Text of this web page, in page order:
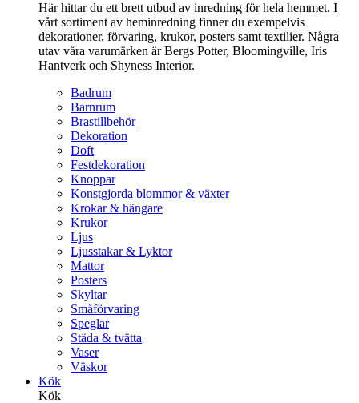
Här hittar du ett brett utbud av inredning för hela hemmet. I
vårt sortiment av heminredning finner du exempelvis
dekorationer, förvaring, krukor, posters samt textilier. Några
utav våra varumärken är Bergs Potter, Bloomingville, Iris
Hantverk och Shyness Interior.
Badrum
Barnrum
Brastillbehör
Dekoration
Doft
Festdekoration
Knoppar
Konstgjorda blommor & växter
Krokar & hängare
Krukor
Ljus
Ljusstakar & Lyktor
Mattor
Posters
Skyltar
Småförvaring
Speglar
Städa & tvätta
Vaser
Väskor
Kök
Kök